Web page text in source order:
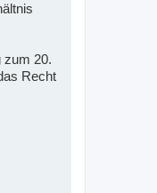
zum 20.
Recht